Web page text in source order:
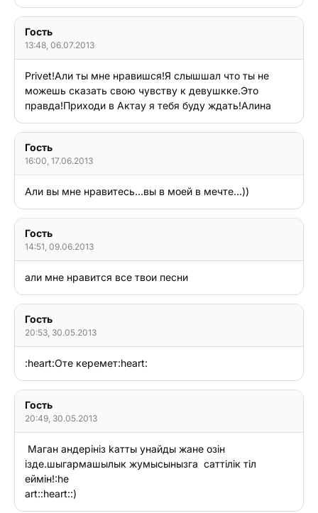
Гость
13:48, 06.07.2013
Privet!Али ты мне нравишся!Я слышшал что ты не
можешь сказать свою чувству к девушкке.Это
правда!Приходи в Актау я тебя буду ждать!Алина
Гость
16:00, 17.06.2013
Али вы мне нравитесь...вы в моей в мечте...))
Гость
14:51, 09.06.2013
али мне нравится все твои песни
Гость
20:53, 30.05.2013
:heart:Оте керемет:heart:
Гость
20:49, 30.05.2013
iзде.шыгармашылык жумысынызга  саттiлiк тiл
еймiн!:he
art::heart::)